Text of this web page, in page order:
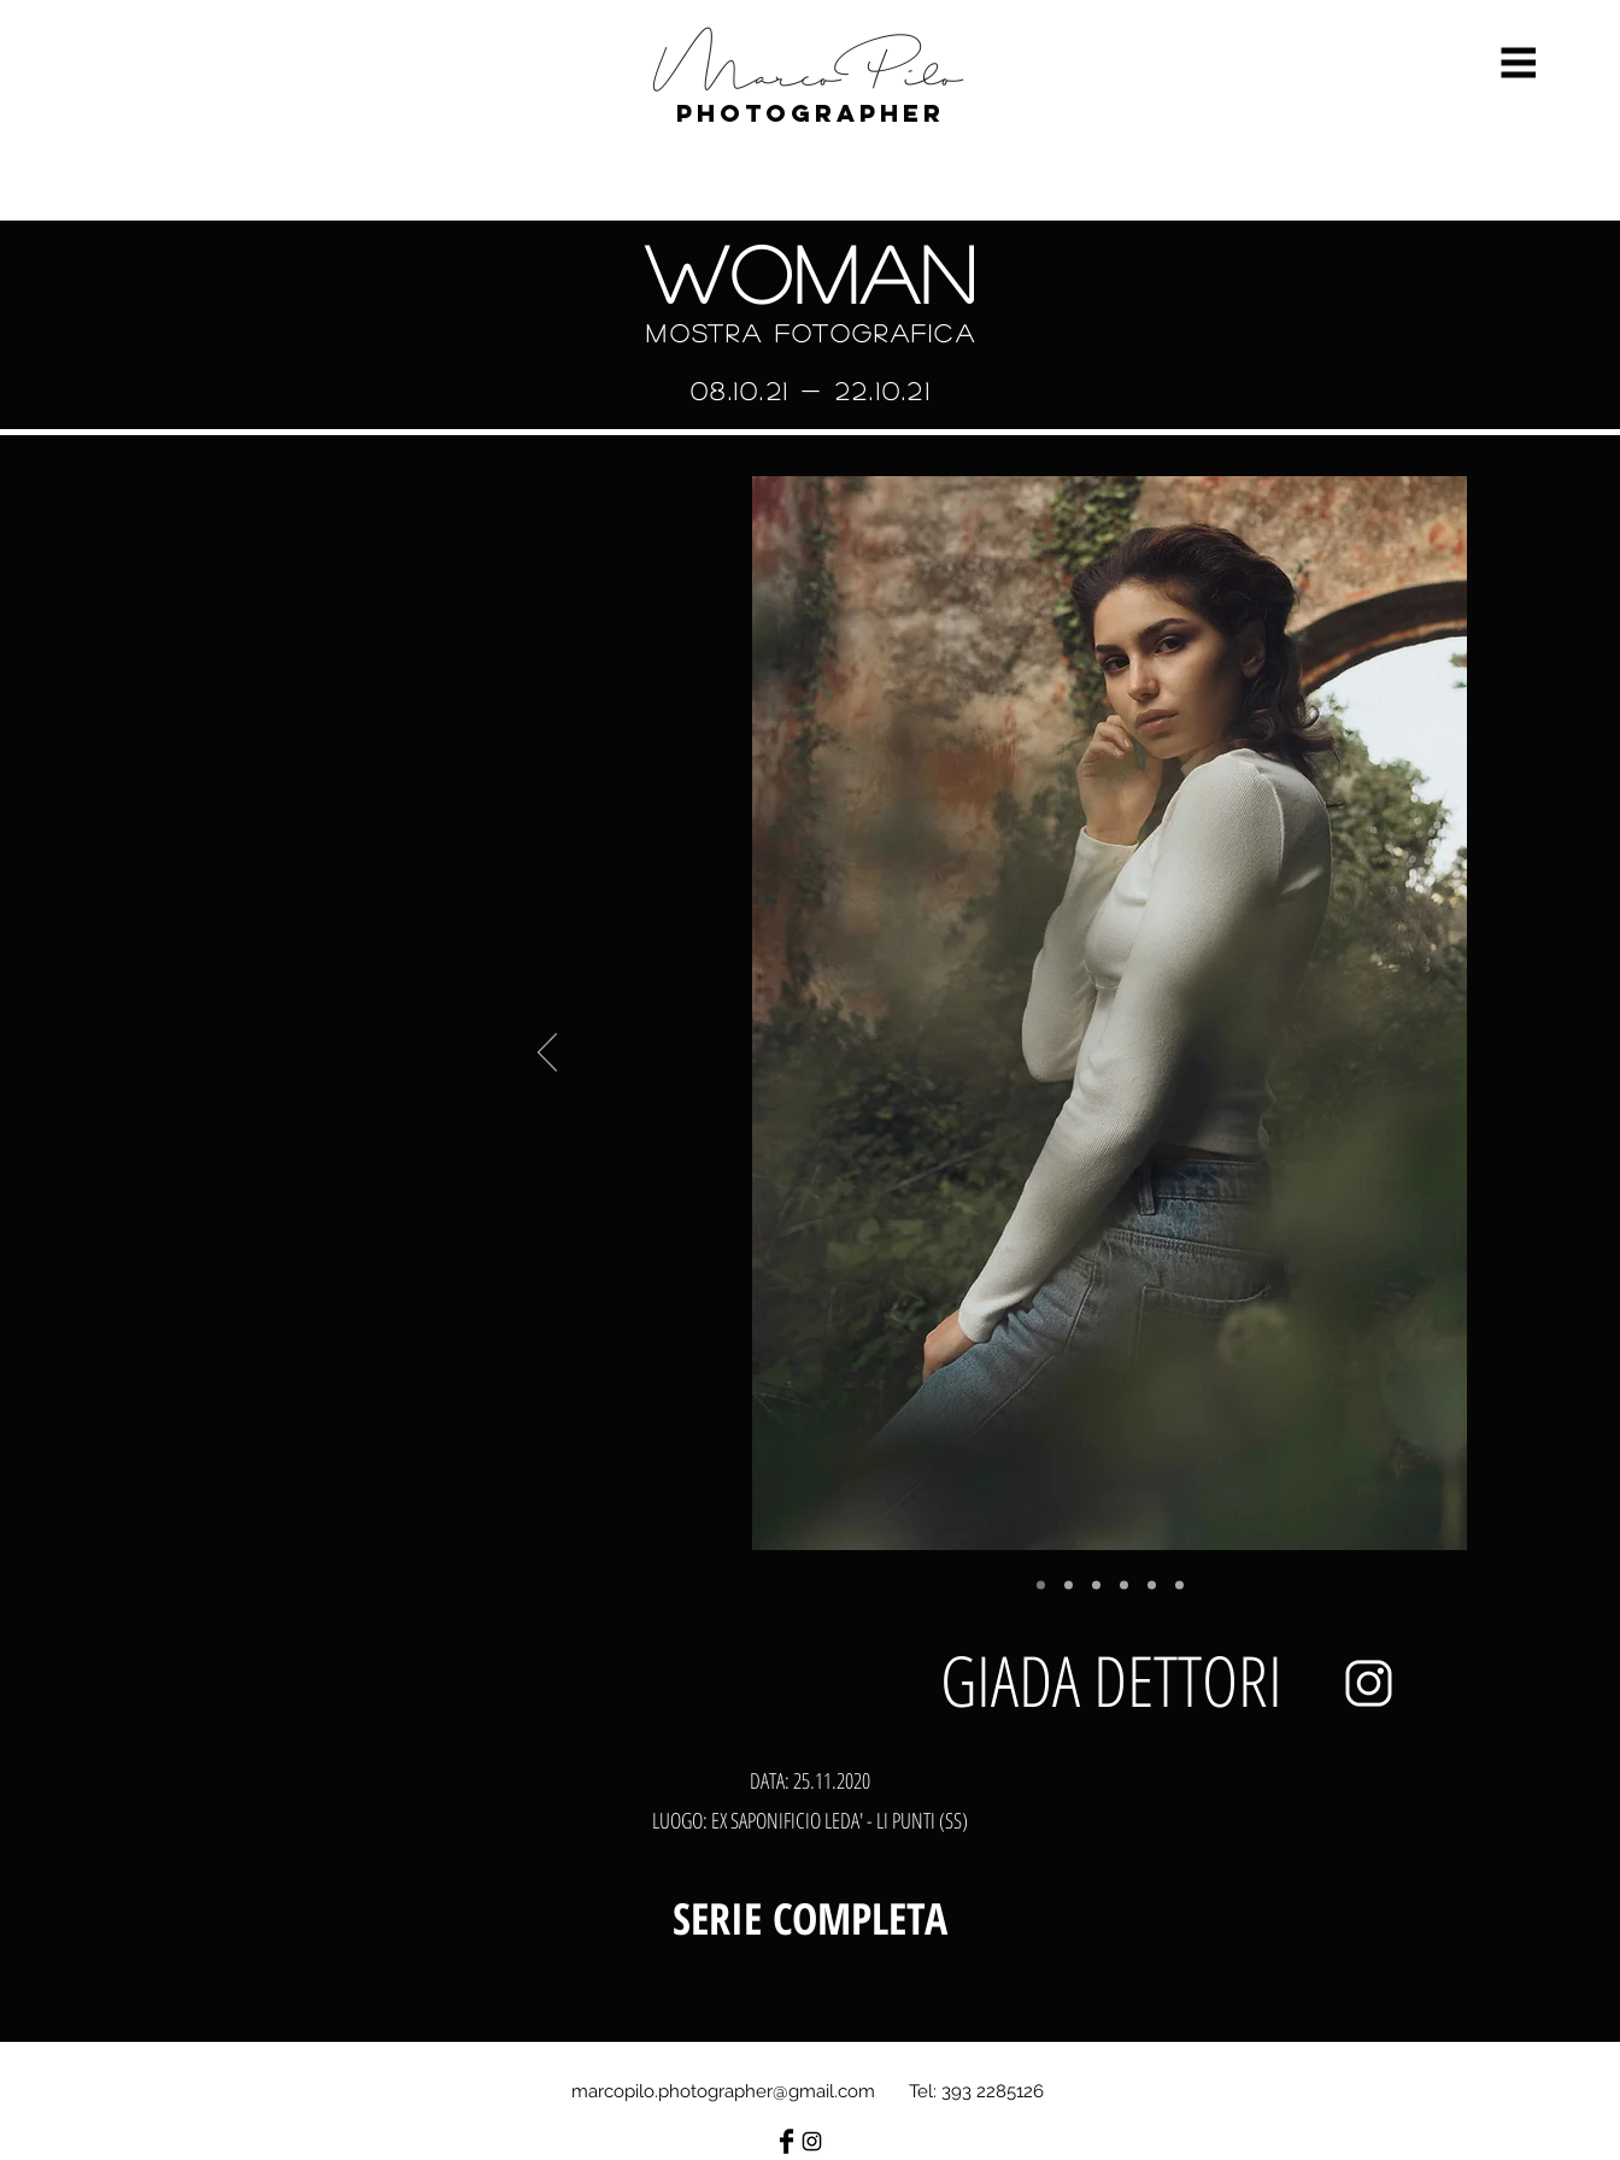
Marco Pilo
photographer
WOMAN
mostra fotografica
08.10.21 - 22.10.21
GIADA DETTORI
DATA: 25.11.2020
LUOGO: EX SAPONIFICIO LEDA' - LI PUNTI (SS)
SERIE COMPLETA
marcopilo.photographer@gmail.com Tel: 393 2285126